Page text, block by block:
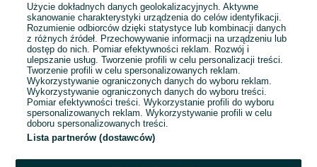
E-mail
Hasło
Użycie dokładnych danych geolokalizacyjnych. Aktywne
skanowanie charakterystyki urządzenia do celów identyfikacji.
Rozumienie odbiorców dzięki statystyce lub kombinacji danych
z różnych źródeł. Przechowywanie informacji na urządzeniu lub
dostęp do nich. Pomiar efektywności reklam. Rozwój i
ulepszanie usług. Tworzenie profili w celu personalizacji treści.
Tworzenie profili w celu spersonalizowanych reklam.
Wykorzystywanie ograniczonych danych do wyboru reklam.
Wykorzystywanie ograniczonych danych do wyboru treści.
Pomiar efektywności treści. Wykorzystanie profili do wyboru
spersonalizowanych reklam. Wykorzystywanie profili w celu
doboru spersonalizowanych treści.
Lista partnerów (dostawców)